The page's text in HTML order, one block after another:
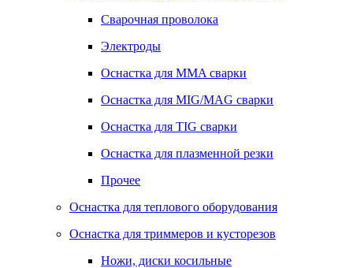
Сварочная проволока
Электроды
Оснастка для MMA сварки
Оснастка для MIG/MAG сварки
Оснастка для TIG сварки
Оснастка для плазменной резки
Прочее
Оснастка для теплового оборудования
Оснастка для триммеров и кусторезов
Ножи, диски косильные